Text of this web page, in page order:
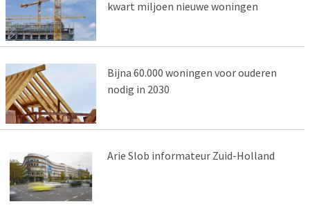
kwart miljoen nieuwe woningen
Bijna 60.000 woningen voor ouderen
nodig in 2030
Arie Slob informateur Zuid-Holland